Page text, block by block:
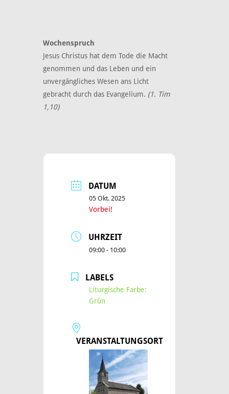
Wochenspruch
Jesus Christus hat dem Tode die Macht
genommen und das Leben und ein
unvergängliches Wesen ans Licht
gebracht durch das Evangelium. (1. Tim
1,10)
DATUM
05 Okt. 2025
Vorbei!
UHRZEIT
09:00 - 10:00
LABELS
Liturgische Farbe:
Grün
VERANSTALTUNGSORT